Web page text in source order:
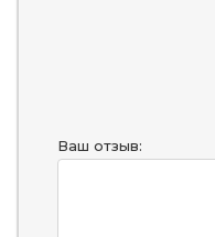
Ваш отзыв: